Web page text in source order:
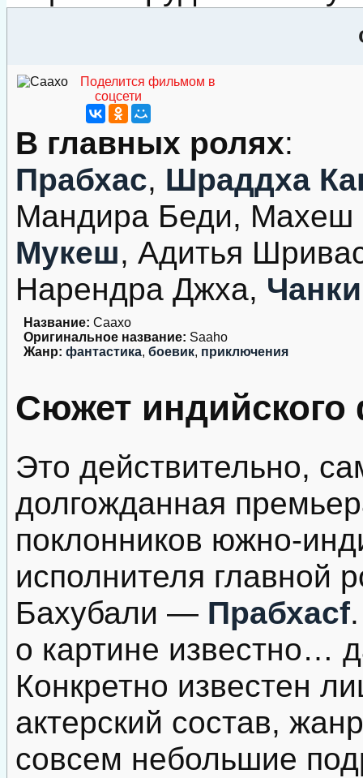
Поделится фильмом в
соцсети
В главных ролях:
Прабхас, Шраддха
Мандира Беди,
Мукеш, Адитья
Нарендра Джха,
Название: Саахо
Оригинальное название: Saaho
Жанр: фантастика, боевик, приключения
Сюжет
Это действительно,
долгожданная
поклонников южно-
исполнителя главной
Бахубали — Прабхасf
о картине известно…
Конкретно известен
актерский состав,
совсем небольшие